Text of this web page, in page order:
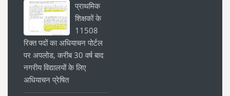
प्राथमिक
शिक्षकों के
11508
रिक्त पदों का अधियाचन पोर्टल
पर अपलोड, करीब 30 वर्ष बाद
नगरीय विद्यालयों के लिए
अधियाचन प्रेषित